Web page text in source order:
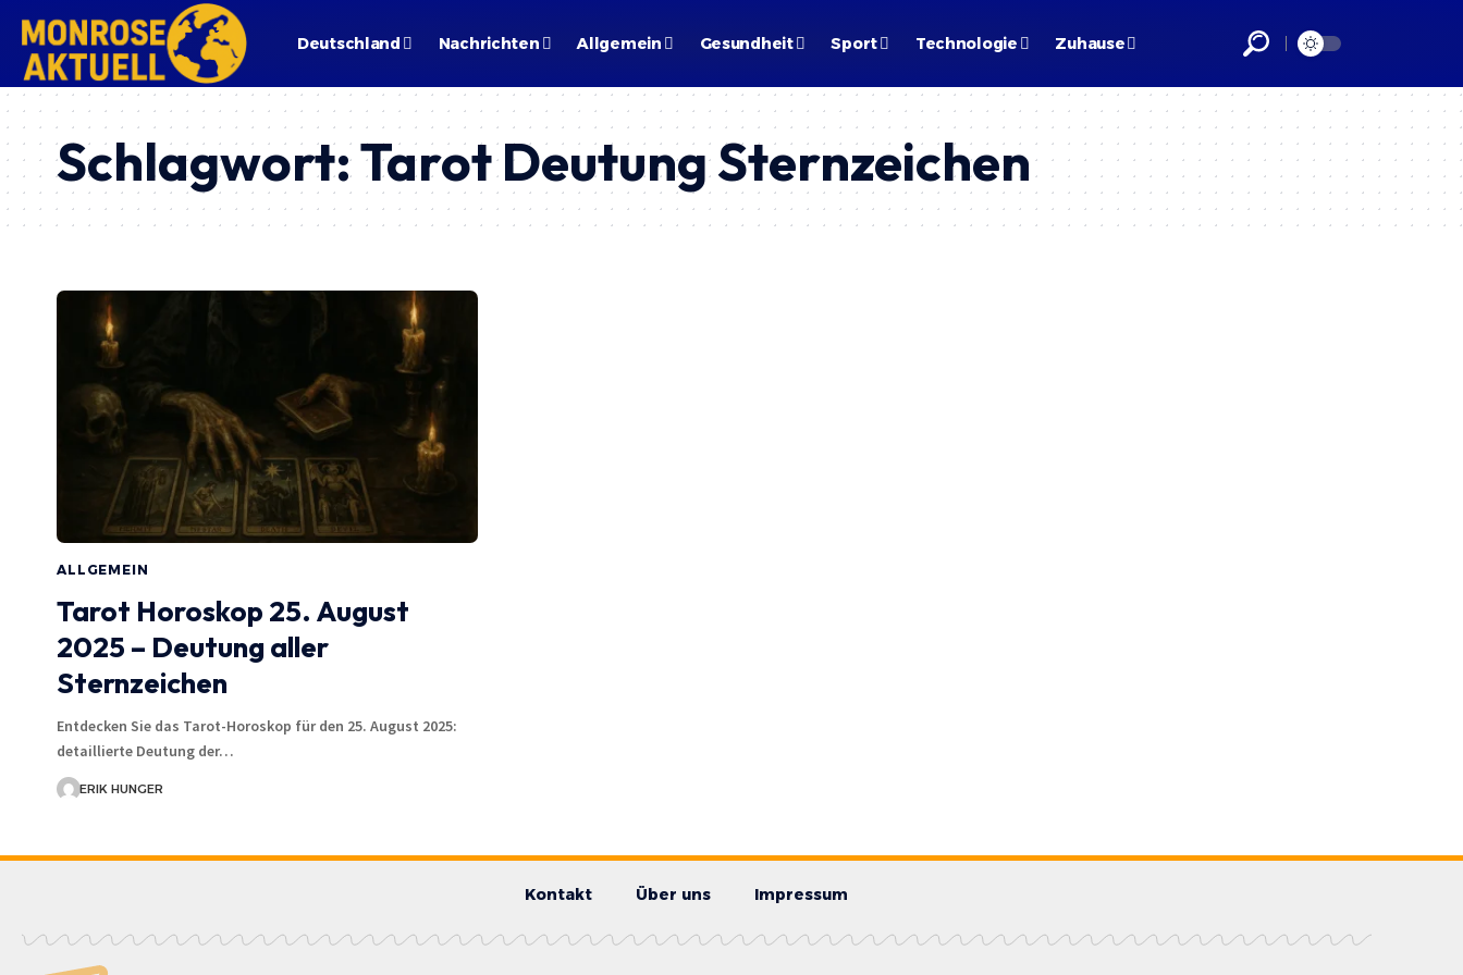
Deutschland Nachrichten Allgemein Gesundheit Sport Technologie Zuhause
Schlagwort:Tarot Deutung Sternzeichen
ALLGEMEIN
Tarot Horoskop 25. August
2025 – Deutung aller
Sternzeichen
Entdecken Sie das Tarot-Horoskop für den 25. August 2025:
detaillierte Deutung der…
ERIK HUNGER
Kontakt Über uns Impressum